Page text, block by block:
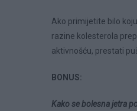
Ako primijetite bilo
razine kolesterola
aktivnošću, prestati
BONUS:
Kako se bolesna jetra